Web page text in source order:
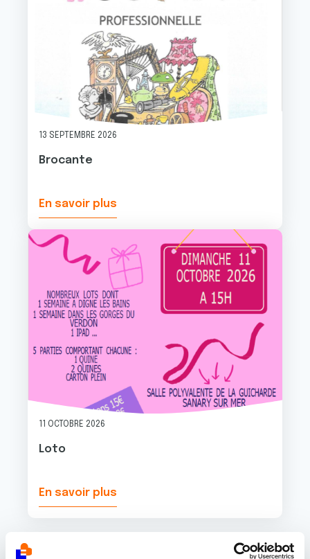
13 SEPTEMBRE 2026
Brocante
En savoir plus
Image
11 OCTOBRE 2026
Loto
En savoir plus